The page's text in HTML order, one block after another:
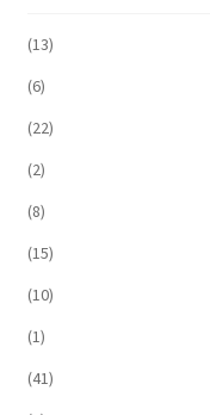
(13)
(6)
(22)
(2)
(8)
(15)
(10)
(1)
(41)